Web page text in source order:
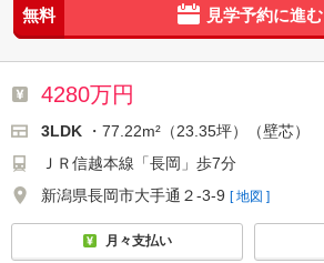
無料 見学予約に進む
4280万円
3LDK
・77.22m²（23.35坪）（壁芯）
ＪＲ信越本線「長岡」歩7分
新潟県長岡市大手通２-3-9 [ 地図 ]
月々支払い